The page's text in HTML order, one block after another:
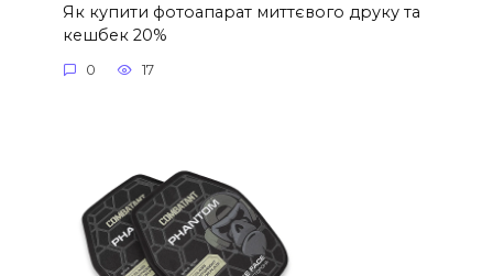
Як купити фотоапарат миттєвого друку та
кешбек 20%
0 17